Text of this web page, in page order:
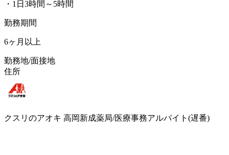
・1日3時間～5時間
勤務期間
6ヶ月以上
勤務地/面接地
住所
クスリのアオキ 高岡新成薬局/医療事務アルバイト(遅番)